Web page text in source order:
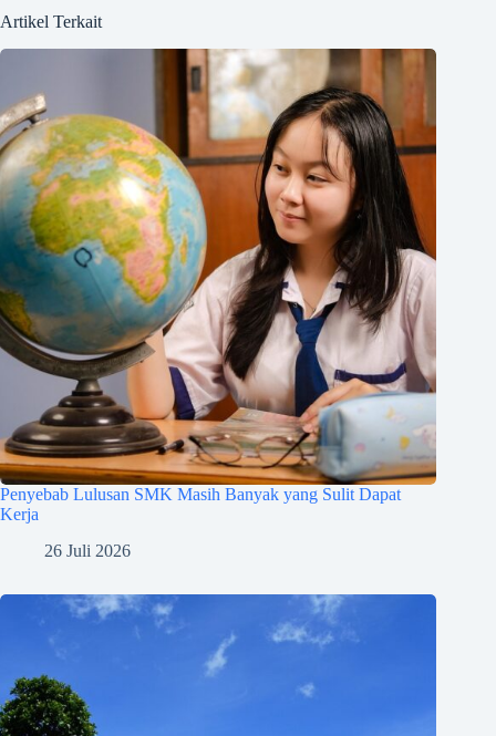
Artikel Terkait
Penyebab Lulusan SMK Masih Banyak yang Sulit Dapat
Kerja
26 Juli 2026